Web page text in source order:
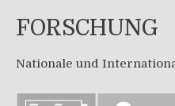
FORSCHUNG
Nationale und